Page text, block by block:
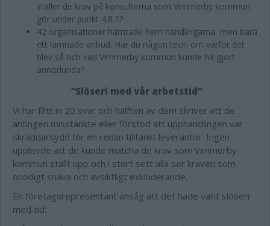
ställer de krav på konsulterna som Vimmerby kommun
gör under punkt 4.8.1?
42 organisationer hämtade hem handlingarna, men bara
ett lämnade anbud. Har du någon teori om varför det
blev så och vad Vimmerby kommun kunde ha gjort
annorlunda?
”Slöseri med vår arbetstid”
Vi har fått in 20 svar och hälften av dem skriver att de
antingen misstänkte eller förstod att upphandlingen var
skräddarsydd för en redan tilltänkt leverantör. Ingen
upplevde att de kunde matcha de krav som Vimmerby
kommun ställt upp och i stort sett alla ser kraven som
onödigt snäva och avsiktligt exkluderande.
En företagsrepresentant ansåg att det hade varit slöseri
med tid: